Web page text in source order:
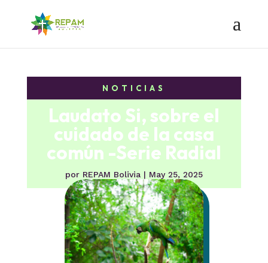
NOTICIAS
Laudato Si, sobre el
cuidado de la casa
común -Serie Radial
por REPAM Bolivia| May 25, 2025